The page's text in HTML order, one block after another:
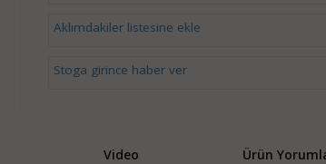
Aklımdakiler listesine ekle
Stoga girince haber ver
Video Ürün